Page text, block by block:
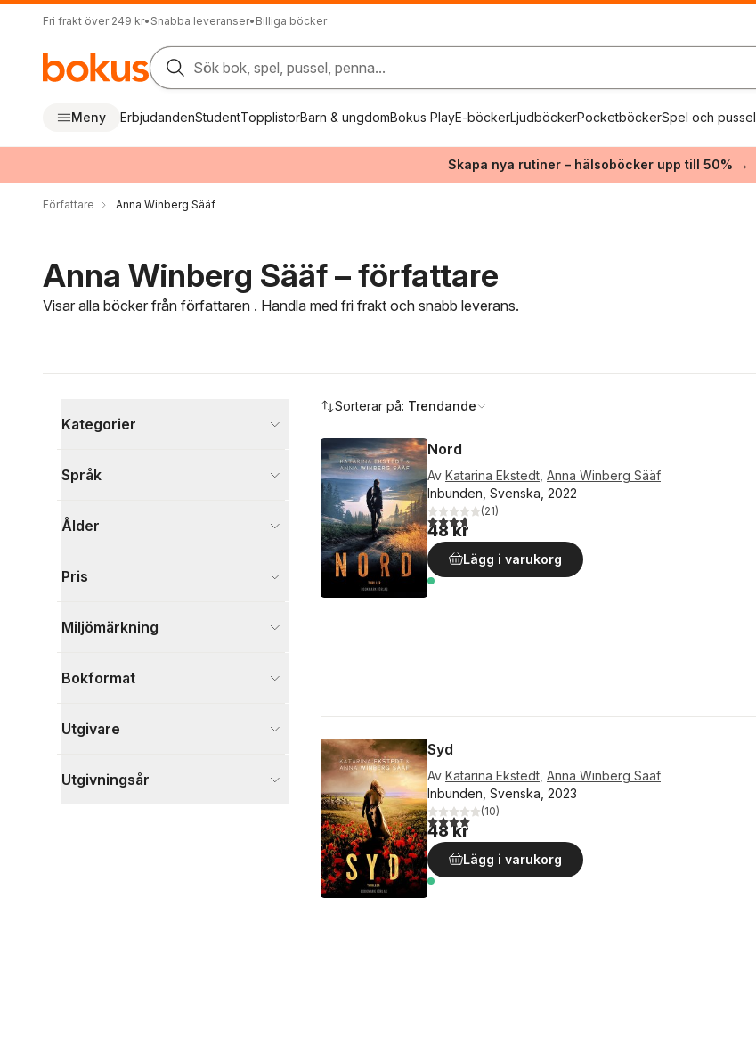
Fri frakt över 249 kr• Snabba leveranser• Billiga böcker
Sök bok, spel, pussel, penna...
Meny ErbjudandenStudentTopplistorBarn & ungdomBokus PlayE-böckerLjudböckerPocketböckerSpel och pussel
Skapa nya rutiner – hälsoböcker upp till 50% →
Författare Anna Winberg Sääf
Anna Winberg Sääf – författare
Visar alla böcker från författaren . Handla med fri frakt och snabb leverans.
Kategorier
Barn och ungdom
1
Språk
Ålder
Pris
Miljömärkning
Bokformat
Utgivare
Utgivningsår
Sorterar på: Trendande
Nord
Av Katarina Ekstedt Anna Winberg Sääf
Inbunden, Svenska, 2022
3,7utav 5 stjärnor. Totalt antal röster:
(21)
48 kr
Lägg i varukorg
Syd
Av Katarina Ekstedt Anna Winberg Sääf
Inbunden, Svenska, 2023
4,0utav 5 stjärnor. Totalt antal röster:
(10)
48 kr
Lägg i varukorg